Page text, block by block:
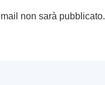
non sarà pubblicato.